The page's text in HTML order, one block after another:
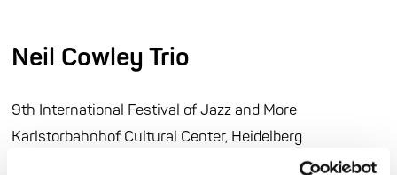
Neil Cowley Trio
9th International Festival of Jazz and More
Karlstorbahnhof Cultural Center, Heidelberg